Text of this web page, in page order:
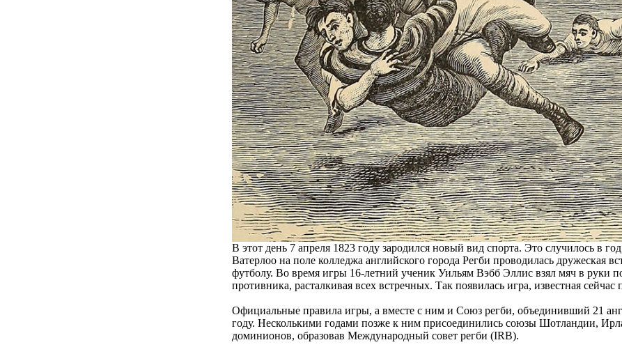
В этот день 7 апреля 1823 году зародился новый вид спорта. Это случилось в
Ватерлоо на поле колледжа английского города Регби проводилась дружеская
футболу. Во время игры 16-летний ученик Уильям Вэбб Эллис взял мяч в руки
противника, расталкивая всех встречных. Так появилась игра, известная сейчас
Официальные правила игры, а вместе с ним и Союз регби, объединивший 21
году. Несколькими годами позже к ним присоединились союзы Шотландии,
доминионов, образовав Международный совет регби (IRB).